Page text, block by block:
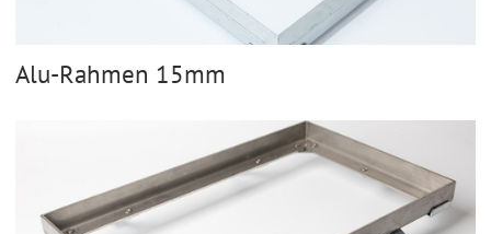
Alu-Rahmen 15mm